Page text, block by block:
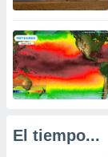
de la
del
de
o a través
de
de
El tiempo...